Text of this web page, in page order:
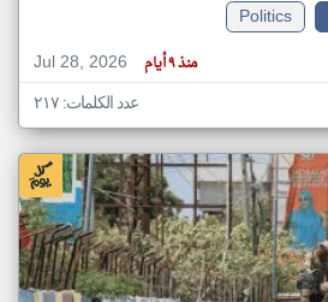
Politics
Jul 28, 2026
منذ ٩ أيام
عدد الكلمات: ٢١٧